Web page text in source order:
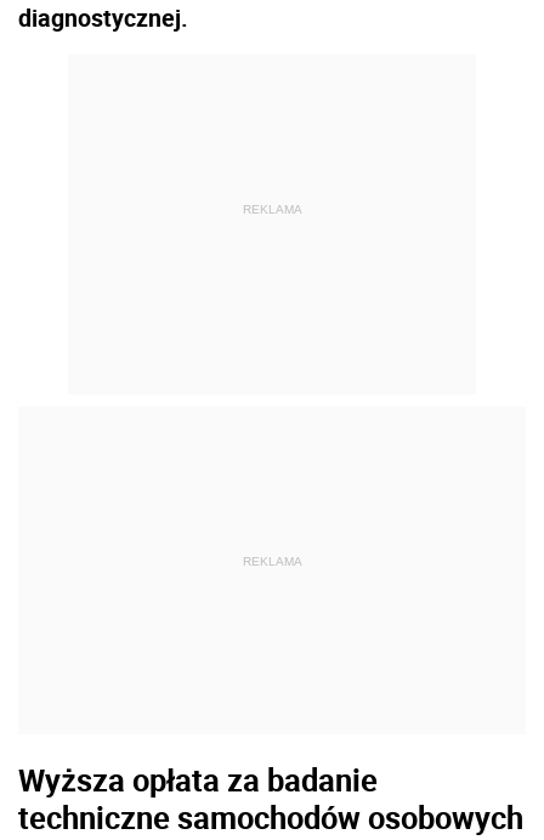
diagnostycznej.
REKLAMA
REKLAMA
Wyższa opłata za badanie
techniczne samochodów osobowych